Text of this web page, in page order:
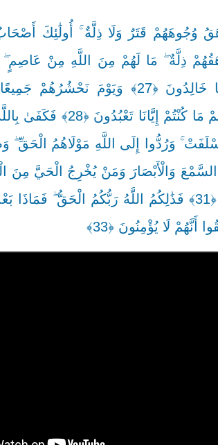
ذِلَّةٌ ۖ مَا لَهُمْ مِنَ اللَّهِ مِنْ
مُظْلِمًا ۚ أُولَٰئِكَ أَصْحَابُ النَّارِ ۖ هُمْ فِيهَا
وَشُرَكَاؤُكُمْ ۚ فَزَيَّلْنَا بَيْنَهُمْ
وَالْأَبْصَارَ وَمَنْ يُخْرِجُ الْحَيَّ مِنَ
لَا يُؤْمِنُونَ ﴿33﴾